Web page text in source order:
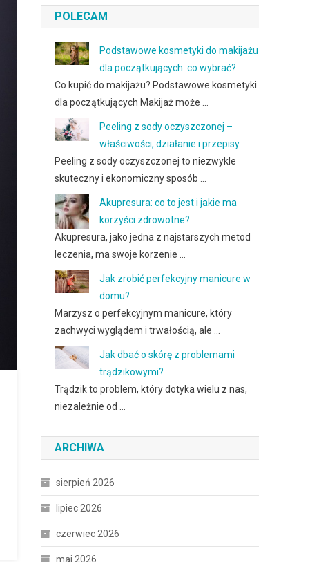
POLECAM
Podstawowe kosmetyki do makijażu
dla początkujących: co wybrać?
Co kupić do makijażu? Podstawowe kosmetyki
dla początkujących Makijaż może …
Peeling z sody oczyszczonej –
właściwości, działanie i przepisy
Peeling z sody oczyszczonej to niezwykle
skuteczny i ekonomiczny sposób …
Akupresura: co to jest i jakie ma
korzyści zdrowotne?
Akupresura, jako jedna z najstarszych metod
leczenia, ma swoje korzenie …
Jak zrobić perfekcyjny manicure w
domu?
Marzysz o perfekcyjnym manicure, który
zachwyci wyglądem i trwałością, ale …
Jak dbać o skórę z problemami
trądzikowymi?
Trądzik to problem, który dotyka wielu z nas,
niezależnie od …
ARCHIWA
sierpień 2026
lipiec 2026
czerwiec 2026
maj 2026